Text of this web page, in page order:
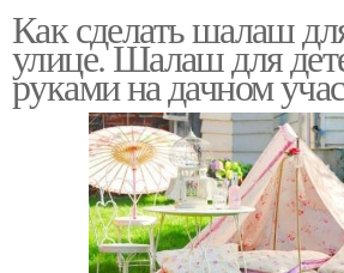
Как сделать шалаш
улице. Шалаш для
руками на дачном